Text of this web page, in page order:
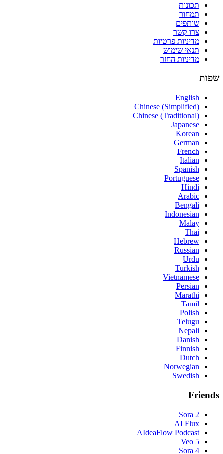
תכונות
תמחור
שותפים
צרו קשר
מדיניות פרטיות
תנאי שימוש
מדיניות החזר
שפות
English
Chinese (Simplified)
Chinese (Traditional)
Japanese
Korean
German
French
Italian
Spanish
Portuguese
Hindi
Arabic
Bengali
Indonesian
Malay
Thai
Hebrew
Russian
Urdu
Turkish
Vietnamese
Persian
Marathi
Tamil
Polish
Telugu
Nepali
Danish
Finnish
Dutch
Norwegian
Swedish
Friends
Sora 2
AI Flux
AIdeaFlow Podcast
Veo 5
Sora 4